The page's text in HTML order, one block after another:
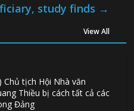
study finds →
View All
Chủ tịch Hội Nhà văn
Thiều bị cách tất cả các
Đảng